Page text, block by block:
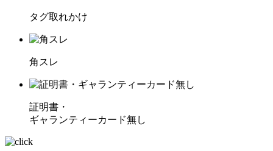
タグ取れかけ
角スレ
証明書・
ギャランティーカード無し